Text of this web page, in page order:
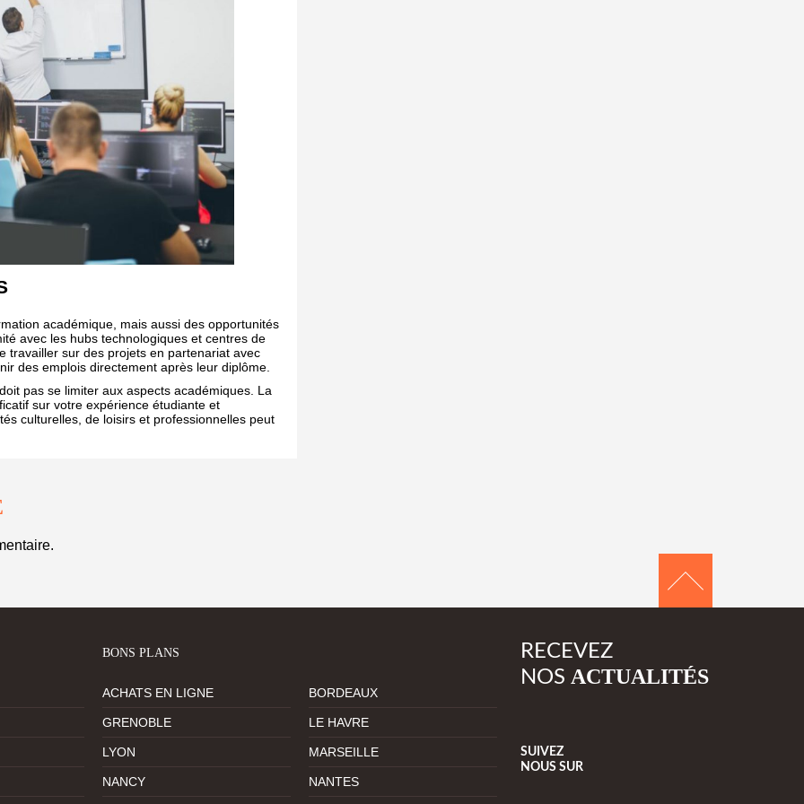
académique, mais aussi des opportunités
avec les hubs technologiques et centres de
travailler sur des projets en partenariat avec
des emplois directement après leur diplôme.
pas se limiter aux aspects académiques. La
sur votre expérience étudiante et
culturelles, de loisirs et professionnelles peut
BONS PLANS
ACHATS EN LIGNE BORDEAUX
GRENOBLE LE HAVRE
LYON MARSEILLE
NANCY NANTES
RECEVEZ
NOS ACTUALITÉS
SUIVEZ
NOUS SUR